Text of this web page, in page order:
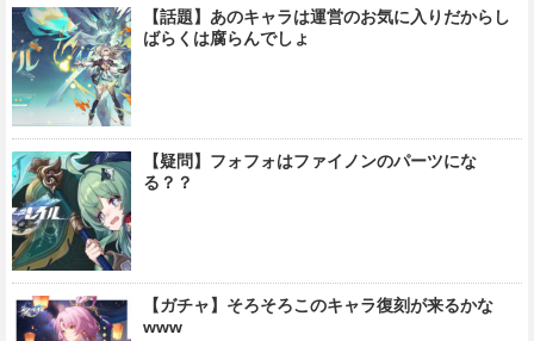
【話題】あのキャラは運営のお気に入りだからし
ばらくは腐らんでしょ
【疑問】フォフォはファイノンのパーツにな
る？？
【ガチャ】そろそろこのキャラ復刻が来るかな
www